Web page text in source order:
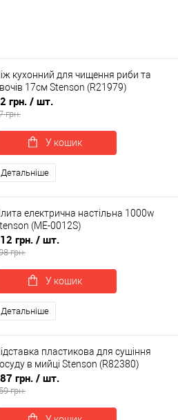
кухонний для чищення риби та
17см Stenson (R21979)
грн. / шт.
грн.
У кошик
Детальніше
електрична настільна 1000w
(ME-0012S)
грн. / шт.
грн.
У кошик
Детальніше
пластикова для сушіння
в мийці Stenson (R82380)
грн. / шт.
грн.